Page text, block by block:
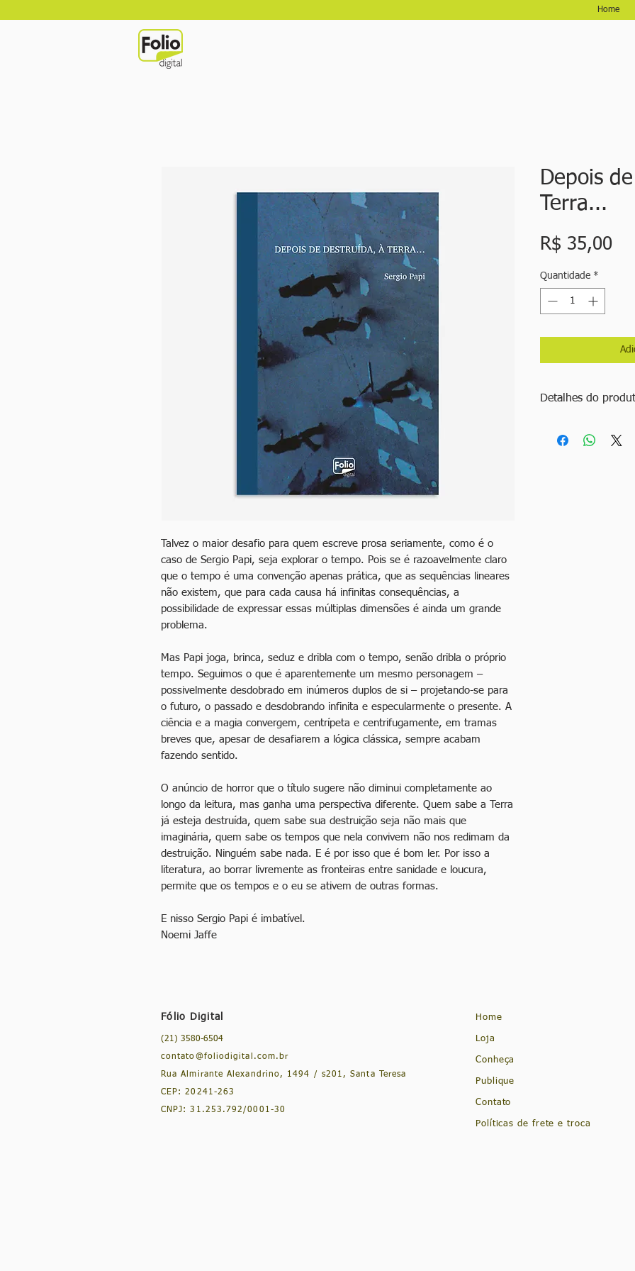
Home
Talvez o maior desafio para quem escreve prosa seriamente, como é o
caso de Sergio Papi, seja explorar o tempo. Pois se é razoavelmente claro
que o tempo é uma convenção apenas prática, que as sequências lineares
não existem, que para cada causa há infinitas consequências, a
possibilidade de expressar essas múltiplas dimensões é ainda um grande
problema.
Mas Papi joga, brinca, seduz e dribla com o tempo, senão dribla o próprio
tempo. Seguimos o que é aparentemente um mesmo personagem –
possivelmente desdobrado em inúmeros duplos de si – projetando-se para
o futuro, o passado e desdobrando infinita e especularmente o presente. A
ciência e a magia convergem, centrípeta e centrifugamente, em tramas
breves que, apesar de desafiarem a lógica clássica, sempre acabam
fazendo sentido.
O anúncio de horror que o título sugere não diminui completamente ao
longo da leitura, mas ganha uma perspectiva diferente. Quem sabe a Terra
já esteja destruída, quem sabe sua destruição seja não mais que
imaginária, quem sabe os tempos que nela convivem não nos redimam da
destruição. Ninguém sabe nada. E é por isso que é bom ler. Por isso a
literatura, ao borrar livremente as fronteiras entre sanidade e loucura,
permite que os tempos e o eu se ativem de outras formas.
E nisso Sergio Papi é imbatível.
Noemi Jaffe
Depois
Terra...
R$ 35,00
Quantidade *
Detalhes do
Autor: Sergio Papi
Fólio Digital
(21) 3580-6504
contato@foliodigital.com.br
Rua Almirante Alexandrino, 1494 / s201, Santa Teresa
CEP: 20241-263
CNPJ: 31.253.792/0001-30
Home
Loja
Conheça
Publique
Contato
Políticas de frete e troca